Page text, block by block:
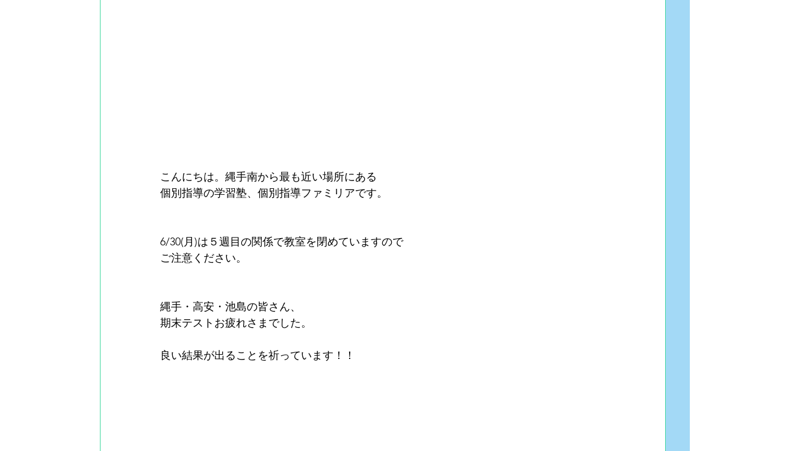
こんにちは。縄手南から最も近い場所にある
個別指導の学習塾、個別指導ファミリアです。
6/30(月)は５週目の関係で教室を閉めていますので
ご注意ください。
縄手・高安・池島の皆さん、
期末テストお疲れさまでした。
良い結果が出ることを祈っています！！